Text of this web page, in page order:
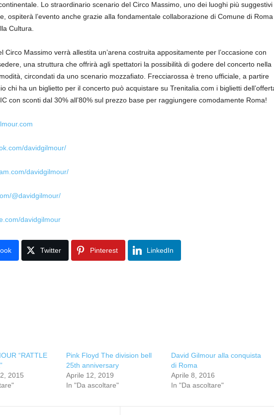
Lo straordinario scenario del Circo Massimo, uno dei luoghi più suggestivi
ospiterà l’evento anche grazie alla fondamentale collaborazione di Comune di
Cultura.
Circo Massimo verrà allestita un’arena costruita appositamente per l’occasione con
una struttura che offrirà agli spettatori la possibilità di godere del concerto nella
circondati da uno scenario mozzafiato. Frecciarossa è treno ufficiale, a partire
chi ha un biglietto per il concerto può acquistare su Trenitalia.com i biglietti
con sconti dal 30% all’80% sul prezzo base per raggiungere comodamente Roma!
davidgilmour/
davidgilmour/
@davidgilmour/
davidgilmour
Twitter Pinterest LinkedIn
“RATTLE
2015
Pink Floyd The division bell
25th anniversary
Aprile 12, 2019
In "Da ascoltare"
David Gilmour alla conquista
di Roma
Aprile 8, 2016
In "Da ascoltare"